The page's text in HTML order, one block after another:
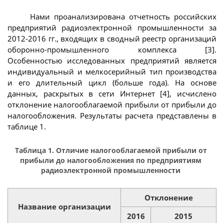
Нами проанализирована отчетность российских
предприятий радиоэлектронной промышленности за
2012-2016 гг., входящих в сводный реестр организаций
оборонно-промышленного комплекса [3].
Особенностью исследованных предприятий является
индивидуальный и мелкосерийный тип производства
и его длительный цикл (больше года). На основе
данных, раскрытых в сети Интернет [4], исчислено
отклонение налогооблагаемой прибыли от прибыли до
налогообложения. Результаты расчета представлены в
таблице 1.
Таблица 1. Отличие налогооблагаемой прибыли от
прибыли до налогообложения по предприятиям
радиоэлектронной промышленности
Название организации
Отклонение
2016
2015